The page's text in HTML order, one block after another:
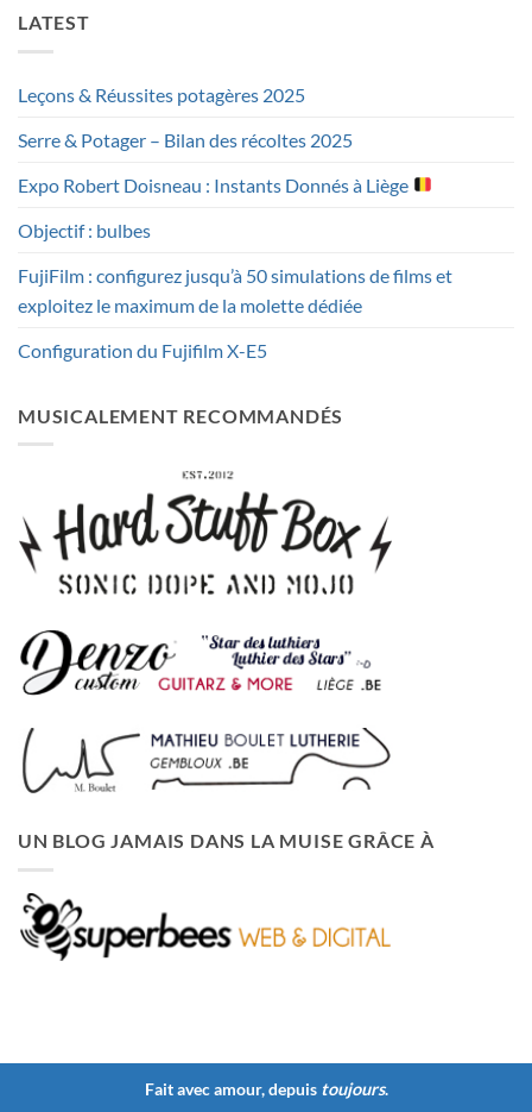
LATEST
Leçons & Réussites potagères 2025
Serre & Potager – Bilan des récoltes 2025
Expo Robert Doisneau : Instants Donnés à Liège
Objectif : bulbes
FujiFilm : configurez jusqu’à 50 simulations de films et
exploitez le maximum de la molette dédiée
Configuration du Fujifilm X-E5
MUSICALEMENT RECOMMANDÉS
UN BLOG JAMAIS DANS LA MUISE GRÂCE À
Fait avec amour, depuis toujours.